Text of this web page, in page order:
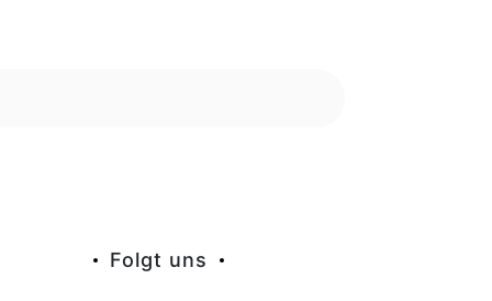
Folgt uns